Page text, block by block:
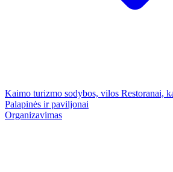
Kaimo turizmo sodybos, vilos Restoranai,
Palapinės ir paviljonai
Organizavimas